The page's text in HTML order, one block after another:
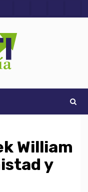
Noti-
economía
William
y